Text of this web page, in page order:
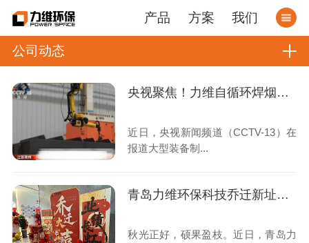
产品 方案 我们
公司动态
央视聚焦！力维自循环焊烟净化器助力变压器巨头打造绿色智造新标杆
近日，央视新闻频道（CCTV-13）在
报道大型装备制...
青岛力维环保科技乔迁新址：启航绿色发展新征程
秋光正好，硕果盈枝。近日，青岛力